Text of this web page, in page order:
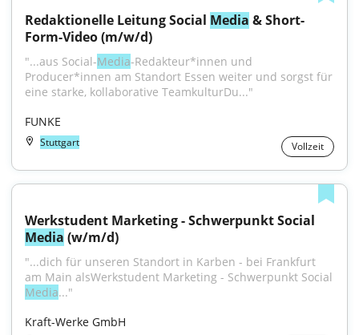
Redaktionelle Leitung Social Media & Short-
Form-Video (m/w/d)
"...aus Social-Media-Redakteur*innen und
Producer*innen am Standort Essen weiter und sorgst für
eine starke, kollaborative TeamkulturDu..."
FUNKE
Stuttgart Vollzeit
Media (w/m/d)
"...dich für unseren Standort in Karben - bei Frankfurt
Media..."
Kraft-Werke GmbH